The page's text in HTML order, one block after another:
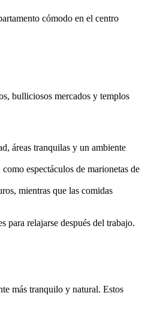
cómodo en el centro
bulliciosos mercados y templos
áreas tranquilas y un ambiente
espectáculos de marionetas de
mientras que las comidas
para relajarse después del trabajo.
más tranquilo y natural. Estos